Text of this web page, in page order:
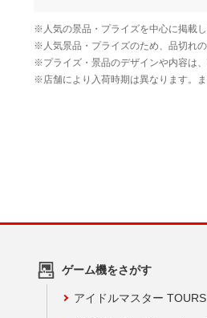
ゲーム機をさがす
アイドルマスター TOURS